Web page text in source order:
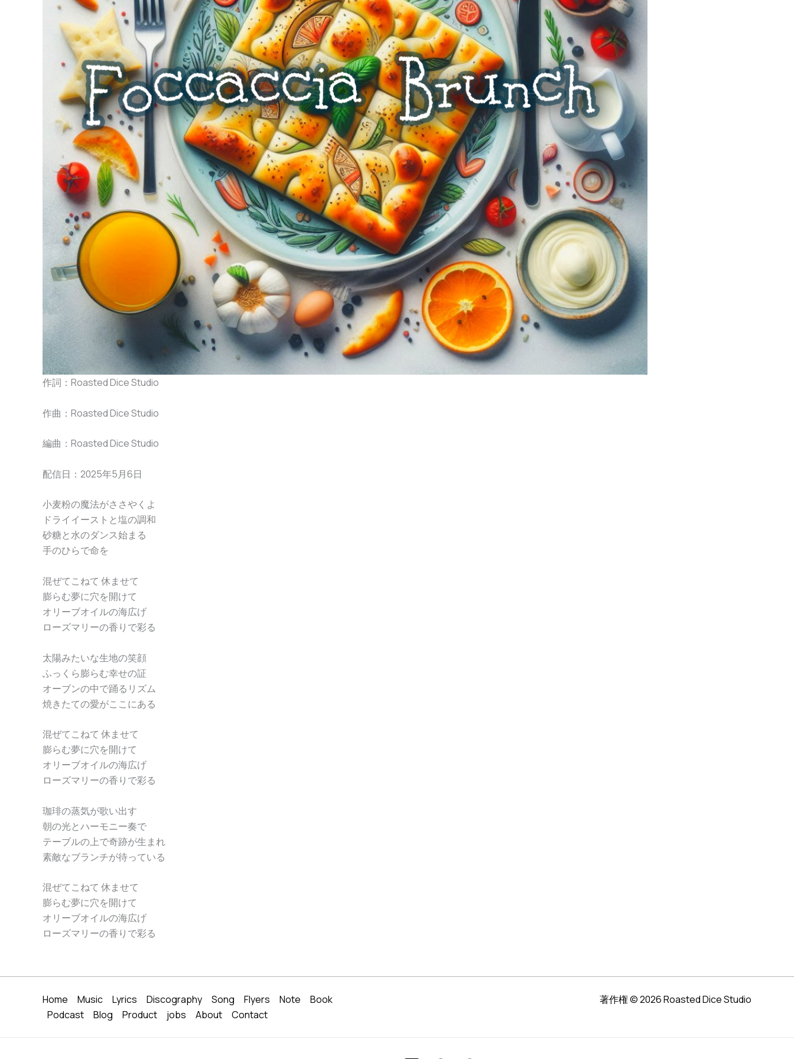
作詞：Roasted Dice Studio
作曲：Roasted Dice Studio
編曲：Roasted Dice Studio
配信日：2025年5月6日
小麦粉の魔法がささやくよ
ドライイーストと塩の調和
砂糖と水のダンス始まる
手のひらで命を
混ぜてこねて 休ませて
膨らむ夢に穴を開けて
オリーブオイルの海広げ
ローズマリーの香りで彩る
太陽みたいな生地の笑顔
ふっくら膨らむ幸せの証
オーブンの中で踊るリズム
焼きたての愛がここにある
混ぜてこねて 休ませて
膨らむ夢に穴を開けて
オリーブオイルの海広げ
ローズマリーの香りで彩る
珈琲の蒸気が歌い出す
朝の光とハーモニー奏で
テーブルの上で奇跡が生まれ
素敵なブランチが待っている
混ぜてこねて 休ませて
膨らむ夢に穴を開けて
オリーブオイルの海広げ
ローズマリーの香りで彩る
Home Music Lyrics Discography Song Flyers Note
Book
Podcast
Blog Product jobs About Contact
著作権 © 2026 Roasted Dice Studio